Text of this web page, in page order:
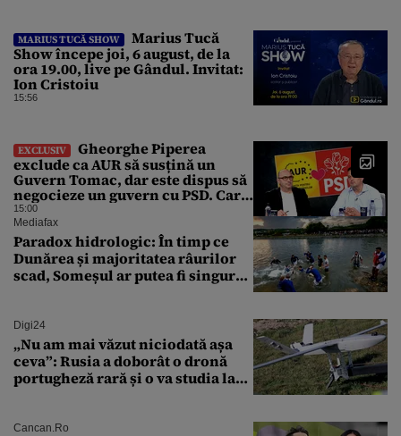
MARIUS TUCĂ SHOW
Marius Tucă
Show începe joi, 6 august, de la
ora 19.00, live pe Gândul. Invitat:
Ion Cristoiu
15:56
EXCLUSIV
Gheorghe Piperea
exclude ca AUR să susțină un
Guvern Tomac, dar este dispus să
negocieze un guvern cu PSD. Care
sunt condițiile
15:00
Mediafax
Paradox hidrologic: În timp ce
Dunărea și majoritatea râurilor
scad, Someșul ar putea fi singurul
Digi24
„Nu am mai văzut niciodată așa
ceva”: Rusia a doborât o dronă
portugheză rară și o va studia la
Cancan.ro